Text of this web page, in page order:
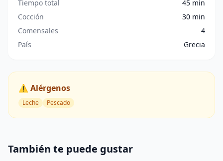
Tiempo total
45 min
Cocción
30 min
Comensales
4
País
Grecia
⚠️ Alérgenos
Leche Pescado
También te puede gustar